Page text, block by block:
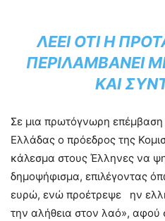
ΛΈΕΙ ΌΤΙ Η
ΠΕΡΙΛΑΜΒΆΝΕΙ
ΚΑΙ
Σε μια πρωτόγνωρη επέμβαση
Ελλάδας ο πρόεδρος της
κάλεσμα στους Έλληνες να
δημοψήφισμα, επιλέγοντας
ευρώ, ενώ προέτρεψε ην
την αλήθεια στον λαό», αφού